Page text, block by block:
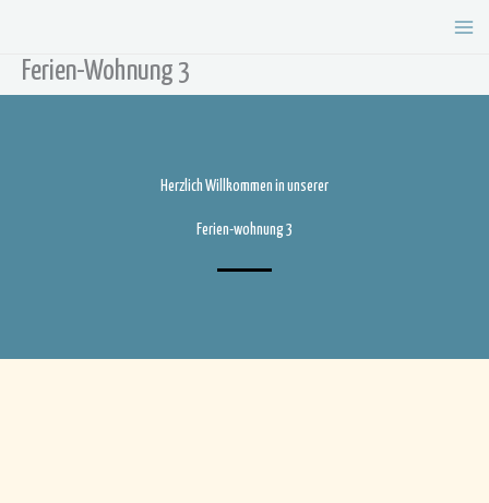
springenFerien-Wohnung 3
Herzlich Willkommen in unserer
Ferien-wohnung 3